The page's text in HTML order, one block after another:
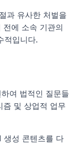
과 유사한 처벌을
에 소속 기관의
적입니다.
여 법적인 질문들
즘 및 상업적 업무
생성 콘텐츠를 다